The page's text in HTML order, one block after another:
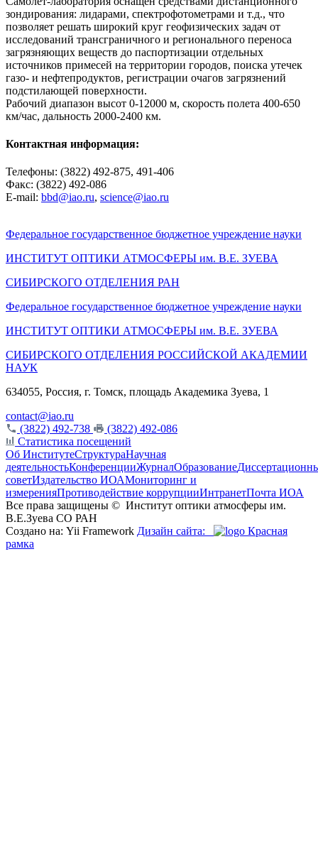
зондирования: лидарами, спектрофотометрами и т.д., что
позволяет решать широкий круг геофизических задач от
исследований трансграничного и регионального переноса
загрязняющих веществ до паспортизации отдельных
источников примесей на территории городов, поиска утечек
газо- и нефтепродуктов, регистрации очагов загрязнений
подстилающей поверхности.
Рабочий диапазон высот 0-12000 м, скорость полета 400-650
км/час, дальность 2000-2400 км.
Контактная информация:
Телефоны: (3822) 492-875, 491-406
Факс: (3822) 492-086
E-mail: bbd@iao.ru, science@iao.ru
Федеральное государственное бюджетное учреждение науки
ИНСТИТУТ ОПТИКИ АТМОСФЕРЫ им. В.Е. ЗУЕВА
СИБИРСКОГО ОТДЕЛЕНИЯ РАН
Федеральное государственное бюджетное учреждение науки
ИНСТИТУТ ОПТИКИ АТМОСФЕРЫ им. В.Е. ЗУЕВА
СИБИРСКОГО ОТДЕЛЕНИЯ РОССИЙСКОЙ АКАДЕМИИ
НАУК
634055, Россия, г. Томск, площадь Академика Зуева, 1
contact@iao.ru
(3822) 492-738
(3822) 492-086
Статистика посещений
Об ИнститутеСтруктураНаучная
деятельностьКонференцииЖурналОбразование
советИздательство ИОАМониторинг и
измеренияПротиводействие коррупцииИнтранетПочта ИОА
Все права защищены © Институт оптики атмосферы им.
В.Е.Зуева СО РАН
Создано на: Yii Framework Дизайн сайта:
Красная
рамка